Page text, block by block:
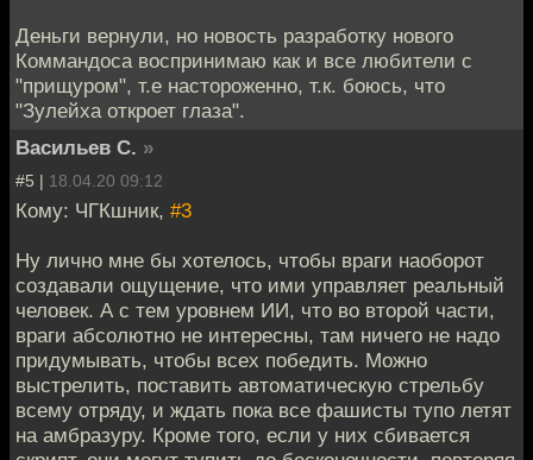
Деньги вернули, но новость разработку нового
Коммандоса воспринимаю как и все любители с
"прищуром", т.е настороженно, т.к. боюсь, что
"Зулейха откроет глаза".
Васильев С. »
#5 | 18.04.20 09:12
Кому: ЧГКшник, #3
Ну лично мне бы хотелось, чтобы враги наоборот
создавали ощущение, что ими управляет реальный
человек. А с тем уровнем ИИ, что во второй части,
враги абсолютно не интересны, там ничего не надо
придумывать, чтобы всех победить. Можно
выстрелить, поставить автоматическую стрельбу
всему отряду, и ждать пока все фашисты тупо летят
на амбразуру. Кроме того, если у них сбивается